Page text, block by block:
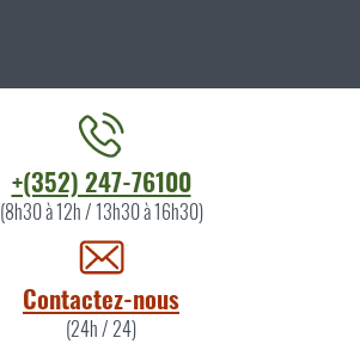
+(352) 247-76100
(8h30 à 12h / 13h30 à 16h30)
Contactez-nous
(24h / 24)